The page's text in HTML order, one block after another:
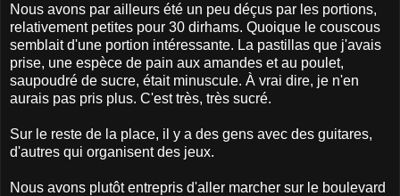
Nous avons par ailleurs été un peu déçus par les portions,
relativement petites pour 30 dirhams. Quoique le couscous
semblait d'une portion intéressante. La pastillas que j'avais
prise, une espèce de pain aux amandes et au poulet,
saupoudré de sucre, était minuscule. À vrai dire, je n'en
aurais pas pris plus. C'est très, très sucré.
Sur le reste de la place, il y a des gens avec des guitares,
d'autres qui organisent des jeux.
Nous avons plutôt entrepris d'aller marcher sur le boulevard